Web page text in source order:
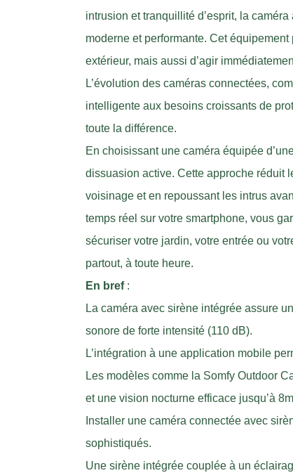
intrusion et tranquillité d’esprit, la
moderne et performante. Cet
extérieur, mais aussi d’agir
L’évolution des caméras connectées,
intelligente aux besoins croissants de
toute la différence.
En choisissant une caméra équipée
dissuasion active. Cette approche réduit
voisinage et en repoussant les intrus
temps réel sur votre smartphone, vous
sécuriser votre jardin, votre entrée ou
partout, à toute heure.
En bref:
La caméra avec sirène intégrée assure
sonore de forte intensité (110 dB).
L’intégration à une application mobile
Les modèles comme la Somfy Outdoor
et une vision nocturne efficace jusqu’à
Installer une caméra connectée avec
sophistiqués.
Une sirène intégrée couplée à un